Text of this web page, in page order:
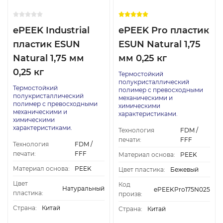
ePEEK Industrial
пластик ESUN
Natural 1,75 мм
0,25 кг
Термостойкий
полукристаллический
полимер с превосходными
механическими и
химическими
характеристиками.
Технология
печати:
FDM /
FFF
Материал основа:
PEEK
Цвет
пластика:
Натуральный
Страна: Китай
ePEEK Pro пластик
ESUN Natural 1,75
мм 0,25 кг
Термостойкий
полукристаллический
полимер с превосходными
механическими и
химическими
характеристиками.
Технология
печати:
FDM /
FFF
Материал основа:
PEEK
Цвет пластика:
Бежевый
Код
произв:
ePEEKPro175N025
Страна: Китай